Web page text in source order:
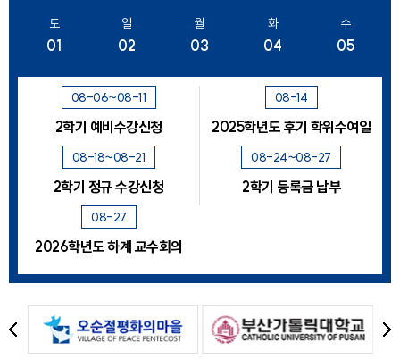
토
01
일
02
월
03
화
04
수
05
08-06~08-11
2학기 예비수강신청
08-14
2025학년도 후기 학위수여일
08-18~08-21
2학기 정규 수강신청
08-24~08-27
2학기 등록금 납부
08-27
2026학년도 하계 교수회의
이
다